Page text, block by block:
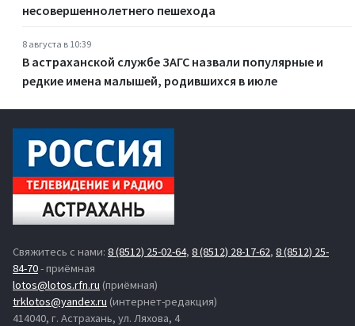
несовершеннолетнего пешехода
8 августа в 10:39
В астраханской службе ЗАГС назвали популярные и
редкие имена малышей, родившихся в июле
Свяжитесь с нами: 8 (8512) 25-02-64, 8 (8512) 28-17-62, 8 (8512) 25-
84-70- приёмная
lotos@lotos.rfn.ru (приёмная)
trklotos@yandex.ru (интернет-редакция)
414040, г. Астрахань, ул. Ляхова, 4